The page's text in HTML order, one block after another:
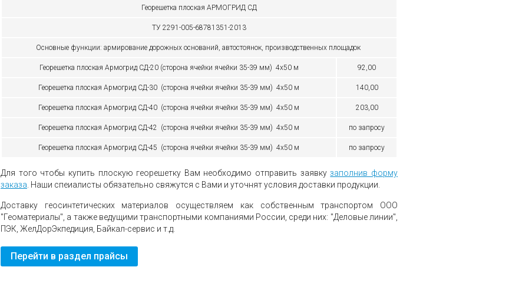
Георешетка плоская АРМОГРИД СД
ТУ 2291-005-68781351-2013
Основные функции: армирование дорожных оснований, автостоянок, производственных площадок
Георешетка плоская Армогрид СД-20(сторона ячейки ячейки 35-39 мм) 4х50 м 92,00
Георешетка плоская Армогрид СД-30 (сторона ячейки ячейки 35-39 мм) 4х50 м 140,00
Георешетка плоская Армогрид СД-40 (сторона ячейки ячейки 35-39 мм) 4х50 м 203,00
Георешетка плоская Армогрид СД-42 (сторона ячейки ячейки 35-39 мм) 4х50 м по запросу
Георешетка плоская Армогрид СД-45 (сторона ячейки ячейки 35-39 мм) 4х50 м по запросу
Для того чтобы купить плоскую георешетку Вам необходимо отправить заявкузаполнив форму
заказа . Наши спеиалисты обязательно свяжутся с Вами и уточнят условия доставки продукции.
Доставку геосинтетических материалов осуществляем как собственным транспортом ООО
"Геоматериалы", а также ведущими транспортными компаниями России, среди них: "Деловые линии",
ПЭК, ЖелДорЭкпедиция, Байкал-сервис и т.д.
Перейти в раздел прайсы